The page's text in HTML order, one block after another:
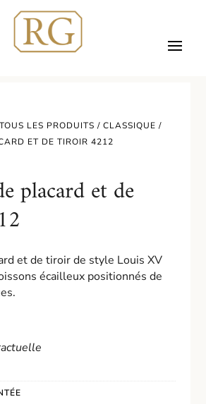
TOUS LES PRODUITS /CLASSIQUE /
ET DE TIROIR 4212
placard et de
et de tiroir de style Louis XV
écailleux positionnés de